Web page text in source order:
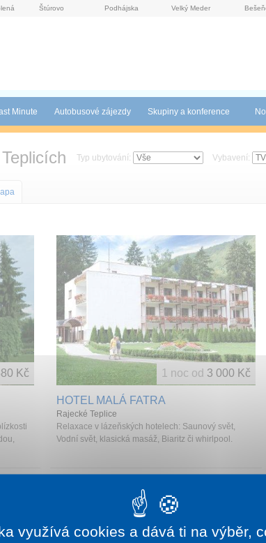
Štúrovo Podhájska Velký Meder
Minute Autobusové zájezdy Skupiny a konference
Typ ubytování: Vybavení:
Kč
HOTEL MALÁ FATRA
Rajecké Teplice
Relaxace v lázeňských hotelech: Saunový svět,
Vodní svět, klasická masáž, Biaritz či whirlpool.
1 noc od 3 000 Kč
využívá cookies a dává ti na výběr,